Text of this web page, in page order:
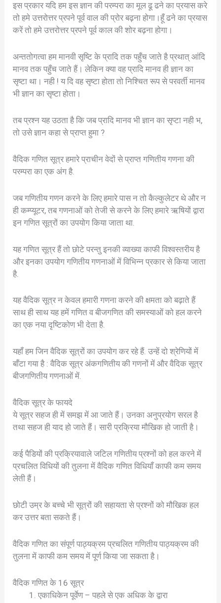
इस प्रकार यदि हम इस ज्ञान की परम्परा का मूल ढू ढने का प्रयास करे
तो हमे उत्तरोत्तर प्रपने पूर्व वाल की प्रोर बढ़ना होगा।हूँ ढने का प्रयास
करें तो हमे उत्तरोत्तर प्रपने पूर्व काल की शोर बढ़ना होगा।
अन्ततोगत्वा हम मानवी सृष्टि के प्रादि तक पहुँच जाते है प्रथात् आंदि
मानव तक पहुँच जाते हैं। लेकिन क्या वह प्रादि मानव ही ज्ञान का
सृष्टा था। नही ! य दि वह सृष्टा होता तो निश्चित रूप से परवर्ती मानव
भी ज्ञान का सृष्टा होता।
तब प्रश्न यह उठता है कि जब प्रादि मानव भी ज्ञान का सृप्टा नही भ,
तो उसे ज्ञान कहा से प्राप्त हुमा ?
वैदिक गणित सूत्र हमारे प्राचीन वेदों से प्राप्त गणितीय गणना की
परम्परा का एक अंग है.
जब गणितीय गणन करने के लिए हमारे पास न तो कैल्कुलेटर थे और न
ही कम्प्यूटर, तब गणनाओं को तेजी से करने के लिए हमारे ऋषियों द्वारा
इन गणित सूत्रों का उपयोग किया जाता था.
यह गणित सूत्र हैं तो छोटे परन्तु इनकी व्याख्या काफी विश्वस्तरीय है
और इनका उपयोग गणितीय गणनाओं में विभिन्न प्रकार से किया जाता
है.
यह वैदिक सूत्र न केवल हमारी गणना करने की क्षमता को बढ़ाते हैं
साथ ही साथ यह हमें गणित व बीजगणित की समस्याओं को हल करने
का एक नया दृष्टिकोण भी देता है.
यहाँ हम जिन वैदिक सूत्रों का उपयोग कर रहे हैं. उन्हें दो श्रेणियों में
बाँटा गया है : वैदिक सूत्र अंकगणितीय की गणनों में और वैदिक सूत्र
बीजगणितीय गणनाओं में.
वैदिक सूत्र के फायदे
ये सूत्र सहज ही में समझ में आ जाते हैं। उनका अनुप्रयोग सरल है
तथा सहज ही याद हो जाते हैं। सारी प्रक्रिया मौखिक हो जाती है।
कई पैडियों की प्रक्रियावाले जटिल गणितीय प्रश्नों को हल करने में
प्रचलित विधियों की तुलना में वैदिक गणित विधियाँ काफी कम समय
लेती हैं।
छोटी उम्र के बच्चे भी सूत्रों की सहायता से प्रश्नों को मौखिक हल
कर उत्तर बता सकते हैं।
वैदिक गणित का संपूर्ण पाठ्यक्रम प्रचलित गणितीय पाठ्यक्रम की
तुलना में काफी कम समय में पूर्ण किया जा सकता है।
वैदिक गणित के 16 सूत्र
एकाधिकेन पूर्वेण – पहले से एक अधिक के द्वारा